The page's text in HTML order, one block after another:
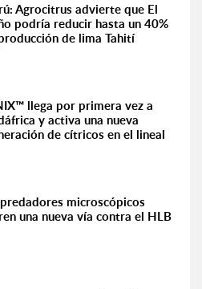
Agrocitrus advierte que El
podría reducir hasta un 40%
de lima Tahití
llega por primera vez a
y activa una nueva
de cítricos en el lineal
microscópicos
una nueva vía contra el HLB